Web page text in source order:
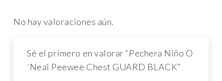
No hay valoraciones aún.
Sé el primero en valorar “Pechera Niño O
´Neal Peewee Chest GUARD BLACK”